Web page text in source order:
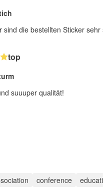
sind die bestellten Sticker
top
suuuper qualität!
conference